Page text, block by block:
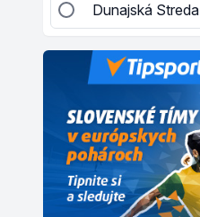
Dunajská Streda